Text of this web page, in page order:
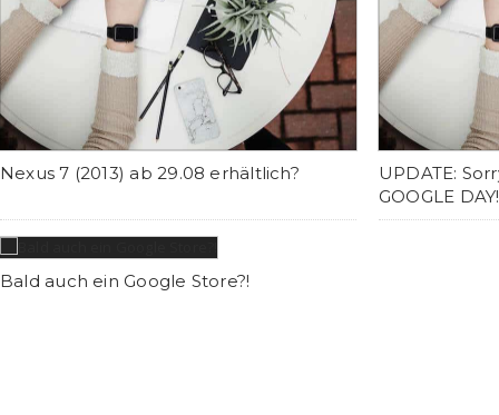
Nexus 7 (2013) ab 29.08 erhältlich?
UPDATE:
GOOGLE DAY!
Bald auch ein Google Store?!